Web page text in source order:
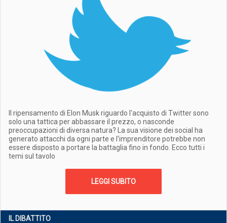
Il ripensamento di Elon Musk riguardo l'acquisto di Twitter sono
solo una tattica per abbassare il prezzo, o nasconde
preoccupazioni di diversa natura? La sua visione dei social ha
generato attacchi da ogni parte e l'imprenditore potrebbe non
essere disposto a portare la battaglia fino in fondo. Ecco tutti i
temi sul tavolo
LEGGI SUBITO
IL DIBATTITO